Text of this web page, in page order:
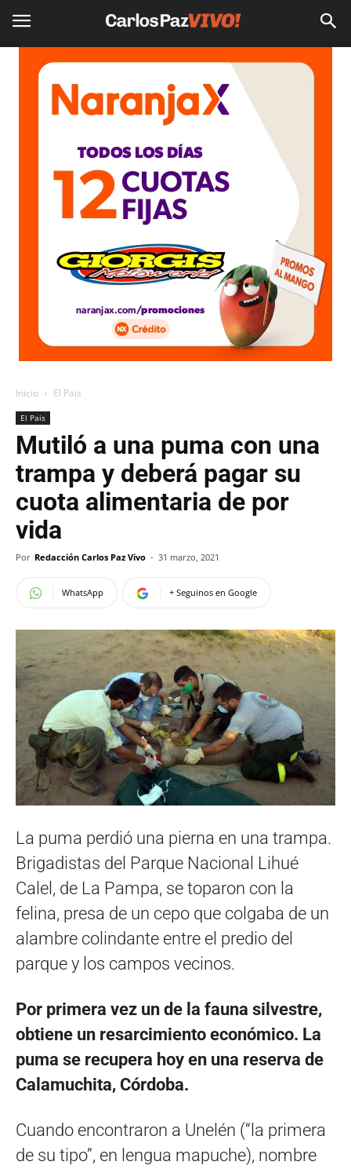
Inicio El Pais
El Pais
Mutiló a una puma con una
trampa y deberá pagar su
cuota alimentaria de por
vida
Por Redacción Carlos Paz Vivo - 31 marzo, 2021
WhatsApp + Seguinos en Google
La puma perdió una pierna en una trampa.
Brigadistas del Parque Nacional Lihué
Calel, de La Pampa, se toparon con la
felina, presa de un cepo que colgaba de un
alambre colindante entre el predio del
parque y los campos vecinos.
Por primera vez un de la fauna silvestre,
obtiene un resarcimiento económico. La
puma se recupera hoy en una reserva de
Calamuchita, Córdoba.
Cuando encontraron a Unelén (“la primera
de su tipo”, en lengua mapuche), nombre